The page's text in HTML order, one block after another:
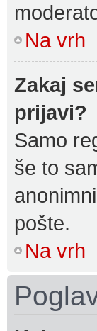
Na vrh
Zakaj
prijavi?
Samo
še to
pošte.
Na vrh